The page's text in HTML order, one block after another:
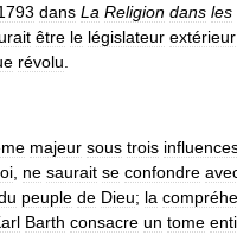
dans La Religion dans les
être le législateur extérieur
révolu
majeur sous trois
ne saurait se confondre
peuple de Dieu; la
Barth consacre un tome